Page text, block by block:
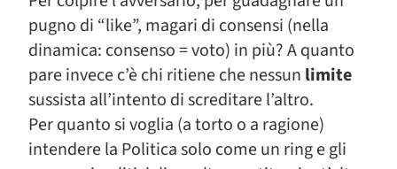
pugno di “like”, magari di consensi (nella
dinamica: consenso = voto) in più? A quanto
pare invece c’è chi ritiene che nessun limite
sussista all’intento di screditare l’altro.
Per quanto si voglia (a torto o a ragione)
intendere la Politica solo come un ring e gli